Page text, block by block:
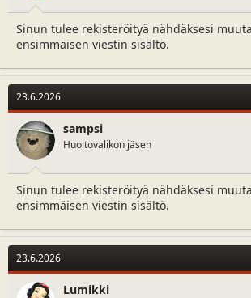
Sinun tulee rekisteröityä nähdäksesi
ensimmäisen viestin sisältö.
23.6.2026
sampsi
Huoltovalikon jäsen
Sinun tulee rekisteröityä nähdäksesi
ensimmäisen viestin sisältö.
23.6.2026
Lumikki